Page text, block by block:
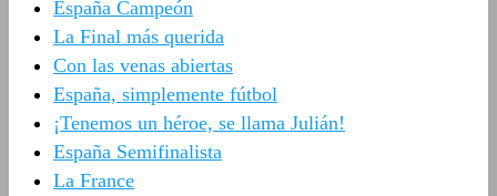
España Campeón
La Final más querida
Con las venas abiertas
España, simplemente fútbol
¡Tenemos un héroe, se llama Julián!
España Semifinalista
La France